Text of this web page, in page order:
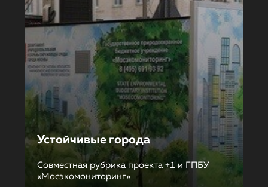
Устойчивые города
Совместная рубрика проекта +1 и ГПБУ
«Мосэкомониторинг»